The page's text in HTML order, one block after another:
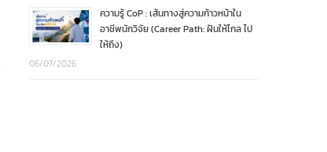
ความรู้ CoP : เส้นทางสู่ความก้าวหน้าใน
อาชีพนักวิจัย (Career Path: ฝันให้ไกล ไป
ให้ถึง)
06/07/2026